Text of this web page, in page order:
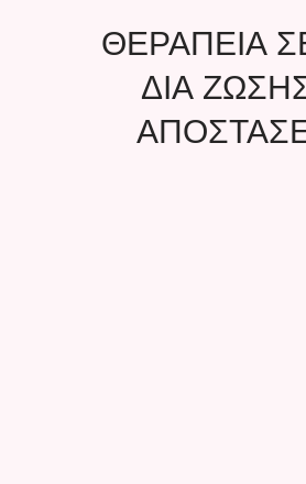
🌞 ΘΕΡΑΠΕΙΑ
🌈 ΔΙΑ